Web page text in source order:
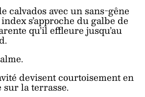
calvados avec un sans-gêne
s’approche du galbe de
qu’il effleure jusqu’au
devisent courtoisement en
la terrasse.